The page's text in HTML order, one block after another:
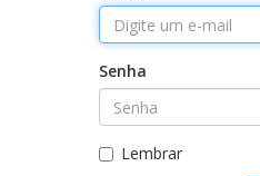
Senha
Lembrar